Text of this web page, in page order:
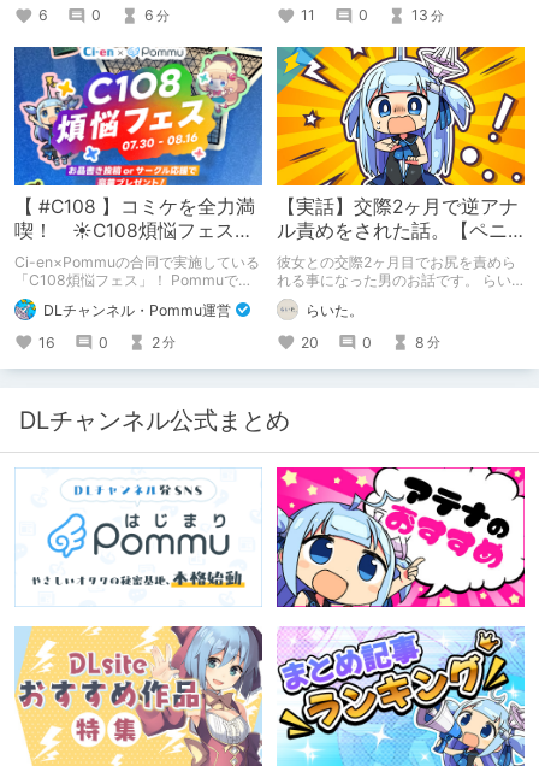
6
0 6 分
11
0 13 分
【 #C108 】コミケを全力満
喫！ ☀C108煩悩フェス☀
Pommu版のご案内
Ci-en×Pommuの合同で実施している
「C108煩悩フェス」！ Pommuでの
参加方法について、改めてこちらでも
ご案内いたします！
DLチャンネル・Pommu運営
16
0 2分
【実話】交際2ヶ月で逆アナ
ル責めをされた話。【ペニ
バン】
彼女との交際2ヶ月目でお尻を責めら
れる事になった男のお話です。 らい
た。のエチエチ体験談#2【逆アナ
ル】 らいた。
20
0 8 分
DLチャンネル公式まとめ